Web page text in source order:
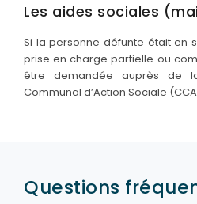
Les aides sociales
Si la personne défunte était en
prise en charge partielle ou
être demandée auprès de
Communal d’Action Sociale
Questions